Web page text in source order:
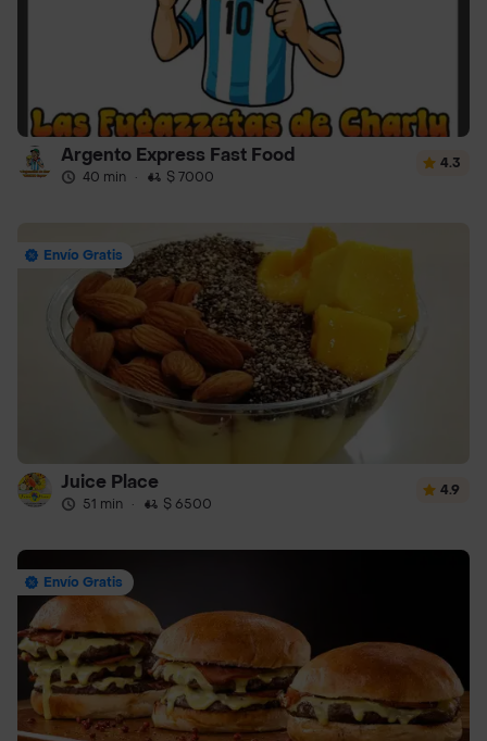
Argento Express Fast Food
40 min · $ 7000
4.3
Envío Gratis
Juice Place
51 min · $ 6500
4.9
Envío Gratis